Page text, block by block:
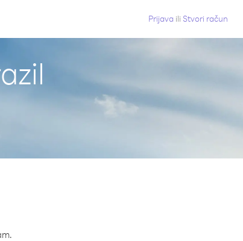
Prijava ili Stvori račun